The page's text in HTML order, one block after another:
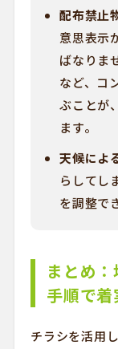
配布禁止
意思表示
ばなりま
など、コ
ぶことが
ます。
天候によ
らしてし
を調整で
まとめ
手順で着
チラシを活用